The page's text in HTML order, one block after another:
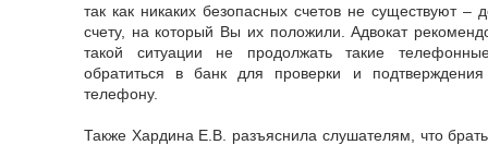
так как никаких безопасных счетов не существуют –
счету, на который Вы их положили. Адвокат
такой ситуации не продолжать такие
обратиться в банк для проверки и
телефону.
Также Хардина Е.В. разъяснила слушателям, что